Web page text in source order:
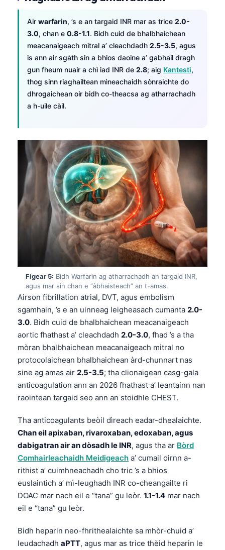
Air warfarin, ’s e an targaid INR mar as trice 2.0-
3.0, chan e 0.8-1.1. Bidh cuid de bhalbhaichean
meacanaigeach mitral a’ cleachdadh 2.5-3.5, agus
is ann air sgàth sin a bhios daoine a’ gabhail dragh
gun fheum nuair a chì iad INR de 2.8; aig Kantesti,
thog sinn riaghailtean mìneachaidh sònraichte do
dhrogaichean oir bidh co-theacsa ag atharrachadh
a h-uile càil.
Figear 5: Bidh Warfarin ag atharrachadh an targaid INR,
agus mar sin chan e “àbhaisteach” an t-amas.
Airson fibrillation atrial, DVT, agus embolism
sgamhain, ’s e an uinneag leigheasach cumanta 2.0-
3.0. Bidh cuid de bhalbhaichean meacanaigeach
aortic fhathast a’ cleachdadh 2.0-3.0, fhad ’s a tha
mòran bhalbhaichean meacanaigeach mitral no
protocolaichean bhalbhaichean àrd-chunnart nas
sine ag amas air 2.5-3.5; tha clionaigean casg-gala
anticoagulation ann an 2026 fhathast a’ leantainn nan
raointean targaid seo ann an stoidhle CHEST.
Tha anticoagulants beòil dìreach eadar-dhealaichte.
Chan eil apixaban, rivaroxaban, edoxaban, agus
dabigatran air an dòsadh le INR, agus tha ar Bòrd
Comhairleachaidh Meidigeach a’ cumail oirnn a-
rithist a’ cuimhneachadh cho tric ’s a bhios
euslaintich a’ mì-leughadh INR co-cheangailte ri
DOAC mar nach eil e “tana” gu leòr. 1.1-1.4 mar nach
eil e “tana” gu leòr.
Bidh heparin neo-fhrithealaichte sa mhòr-chuid a’
leudachadh aPTT, agus mar as trice thèid heparin le
ئۇيغۇرچە
Кыргызча
Татар теле
Беларуская мова
Frysk
Ślōnskŏ gŏdka
Norsk bokmål